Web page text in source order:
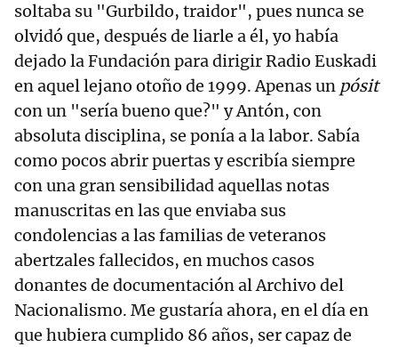
soltaba su "Gurbildo, traidor", pues nunca se
olvidó que, después de liarle a él, yo había
dejado la Fundación para dirigir Radio Euskadi
en aquel lejano otoño de 1999. Apenas un pósit
con un "sería bueno que?" y Antón, con
absoluta disciplina, se ponía a la labor. Sabía
como pocos abrir puertas y escribía siempre
con una gran sensibilidad aquellas notas
manuscritas en las que enviaba sus
condolencias a las familias de veteranos
abertzales fallecidos, en muchos casos
donantes de documentación al Archivo del
Nacionalismo. Me gustaría ahora, en el día en
que hubiera cumplido 86 años, ser capaz de